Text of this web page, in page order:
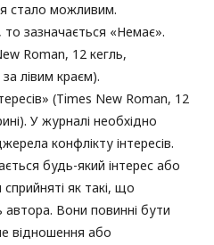
стало можливим.
зазначається «Немає».
Roman, 12 кегль,
лівим краєм).
(Times New Roman, 12
У журналі необхідно
конфлікту інтересів.
будь-який інтерес або
як такі, що
автора. Вони повинні бути
відношення або